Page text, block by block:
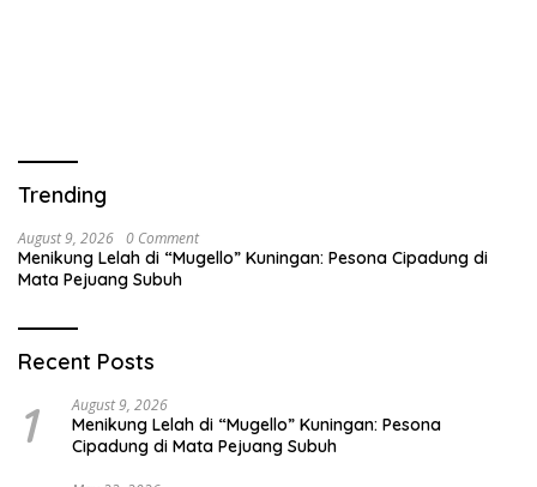
Trending
August 9, 2026 0 Comment
Menikung Lelah di “Mugello” Kuningan: Pesona Cipadung di
Mata Pejuang Subuh
Recent Posts
1 August 9, 2026
Menikung Lelah di “Mugello” Kuningan: Pesona
Cipadung di Mata Pejuang Subuh